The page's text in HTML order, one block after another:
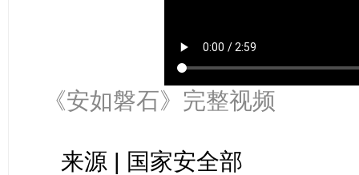
《安如磐石》完整视频
来源 | 国家安全部